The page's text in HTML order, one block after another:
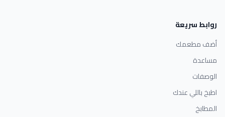
روابط سريعة
أضف مطعمك
مساعدة
الوصفات
اطبخ باللي عندك
المطابخ